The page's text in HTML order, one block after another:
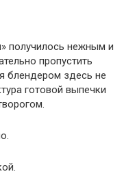
получилось нежным и
пропустить
блендером здесь не
готовой выпечки